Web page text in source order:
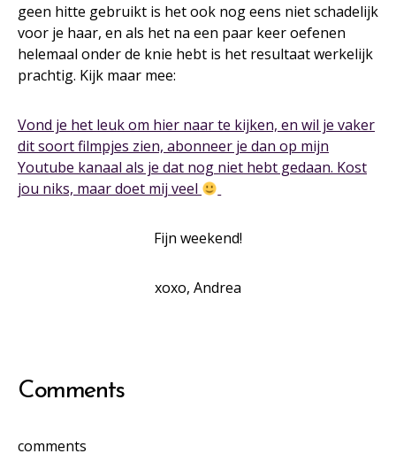
geen hitte gebruikt is het ook nog eens niet schadelijk
voor je haar, en als het na een paar keer oefenen
helemaal onder de knie hebt is het resultaat werkelijk
prachtig. Kijk maar mee:
Vond je het leuk om hier naar te kijken, en wil je vaker
dit soort filmpjes zien, abonneer je dan op mijn
Youtube kanaal als je dat nog niet hebt gedaan. Kost
jou niks, maar doet mij veel
Fijn weekend!
xoxo, Andrea
Comments
comments